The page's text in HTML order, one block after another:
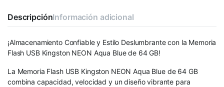
DescripciónInformación adicional
¡Almacenamiento Confiable y Estilo Deslumbrante con la Memoria
Flash USB Kingston NEON Aqua Blue de 64 GB!
La Memoria Flash USB Kingston NEON Aqua Blue de 64 GB
combina capacidad, velocidad y un diseño vibrante para